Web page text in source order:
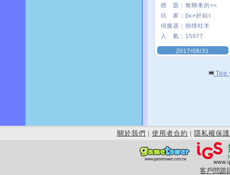
標 題： 無聊來的><
玩 家： βκ≠奷娮τ
伺服器： 熱情牡羊
人 氣： 15977
2017/08/31
Top
關於我們 | 使用者合約 | 隱私權保護
客戶問題